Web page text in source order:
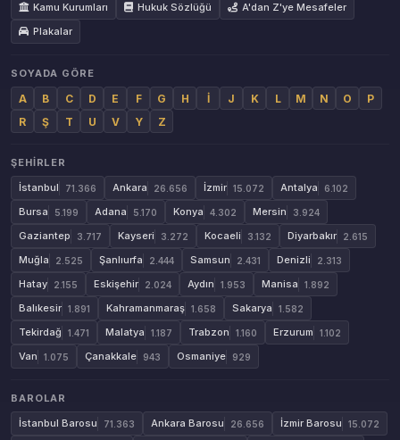
Kamu Kurumları
Hukuk Sözlüğü
A'dan Z'ye Mesafeler
Plakalar
SOYADA GÖRE
A B C D E F G H İ J K L M N O
P
R
Ş T U V Y Z
ŞEHIRLER
İstanbul
71.366 Ankara 26.656 İzmir 15.072 Antalya 6.102
Bursa 5.199 Adana 5.170 Konya 4.302 Mersin 3.924
Gaziantep 3.717 Kayseri 3.272 Kocaeli 3.132 Diyarbakır 2.615
Muğla 2.525 Şanlıurfa 2.444 Samsun 2.431 Denizli 2.313
Hatay 2.155 Eskişehir 2.024 Aydın 1.953 Manisa 1.892
Balıkesir 1.891 Kahramanmaraş 1.658 Sakarya 1.582
Tekirdağ 1.471 Malatya 1.187 Trabzon 1.160 Erzurum 1.102
Van 1.075 Çanakkale 943 Osmaniye 929
BAROLAR
İstanbul Barosu
71.363 Ankara Barosu 26.656 İzmir Barosu 15.072